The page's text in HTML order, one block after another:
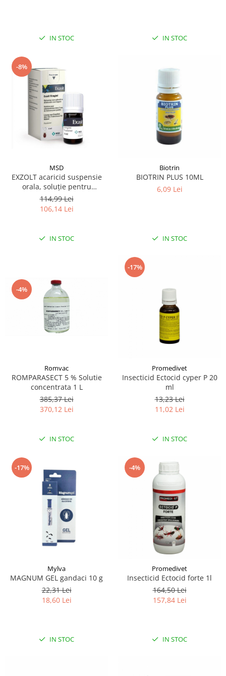
IN STOC IN STOC
-8%
MSD
EXZOLT acaricid suspensie
orala, soluție pentru
administrare în apa de băut
la pui 4ML
114,99 Lei
106,14 Lei
IN STOC
Biotrin
BIOTRIN PLUS 10ML
6,09 Lei
IN STOC
-4%
Romvac
ROMPARASECT 5 % Solutie
concentrata 1 L
385,37 Lei
370,12 Lei
IN STOC
-17%
Promedivet
Insecticid Ectocid cyper P 20
ml
13,23 Lei
11,02 Lei
IN STOC
-17%
Mylva
MAGNUM GEL gandaci 10 g
22,31 Lei
18,60 Lei
IN STOC
-4%
Promedivet
Insecticid Ectocid forte 1l
164,50 Lei
157,84 Lei
IN STOC